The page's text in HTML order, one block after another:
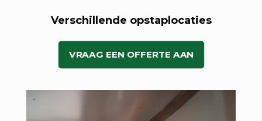
Verschillende opstaplocaties
VRAAG EEN OFFERTE AAN